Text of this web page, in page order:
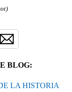
)
BLOG:
LA HISTORIA